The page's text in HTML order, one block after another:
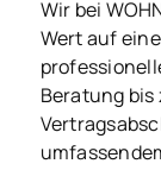
Wir bei
Wert auf
Beratung